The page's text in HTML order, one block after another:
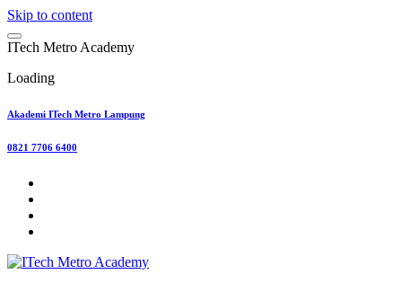
Skip to content
ITech Metro Academy
Loading
Akademi ITech Metro Lampung
0821 7706 6400